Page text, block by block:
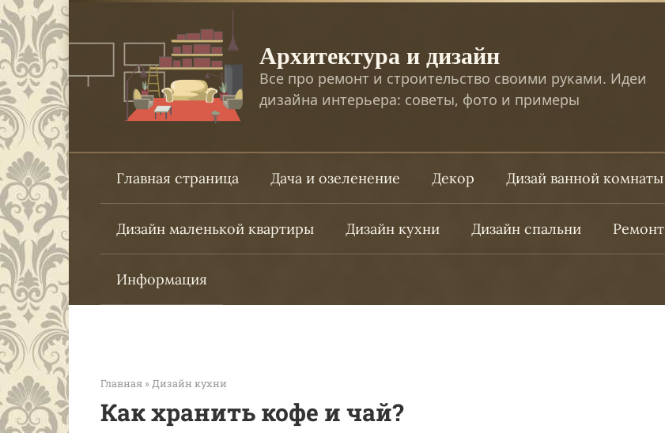
Перейти
к
контенту
Архитектура и дизайн
Все про ремонт и строительство своими руками. Идеи
дизайна интерьера: советы, фото и примеры
Главная страница Дача и озеленение Декор Дизай ванной комнаты
Дизайн маленькой квартиры Дизайн кухни Дизайн спальни Ремонт
Информация
Главная » Дизайн кухни
Как хранить кофе и чай?